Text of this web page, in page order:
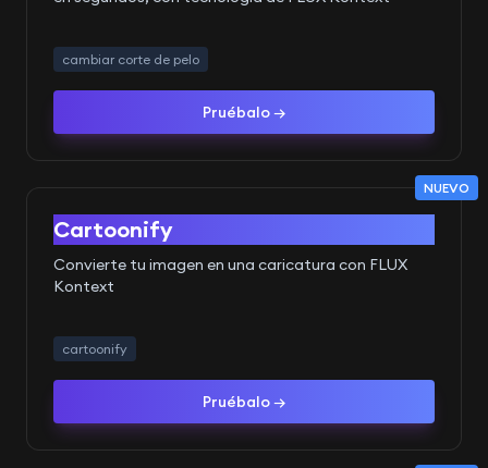
cambiar corte de pelo
Pruébalo →
NUEVO
Antes Después
Cartoonify
Convierte tu imagen en una caricatura con FLUX
Kontext
cartoonify
Pruébalo →